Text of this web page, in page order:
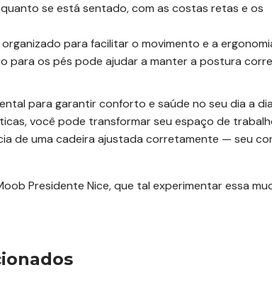
se está sentado, com as costas retas e os
para facilitar o movimento e a
para os pés pode ajudar a manter a postura
para garantir conforto e saúde no seu dia a
você pode transformar seu espaço de
de uma cadeira ajustada corretamente — seu
Presidente Nice, que tal experimentar essa